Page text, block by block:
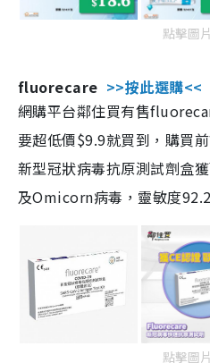
點擊圖
fluorecare >>按此選購<<
網購平台鄰住買有售
要超低價$9.9就買到，購買
新型冠狀病毒抗原測試劑盒
及Omicorn病毒，靈敏度
點擊圖